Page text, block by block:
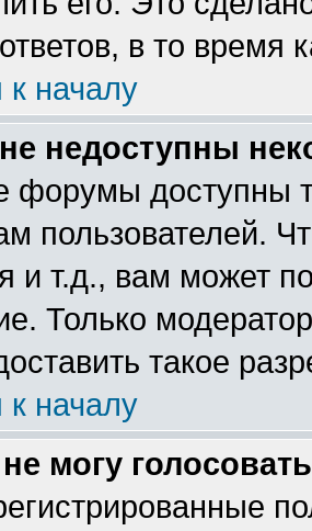
в то время
к началу
недоступны
форумы доступны
пользователей.
и т.д., вам может
Только
такое
к началу
могу